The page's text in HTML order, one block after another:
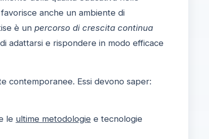
anche un ambiente di
è un percorso di crescita continua
adattarsi e rispondere in modo efficace
contemporanee. Essi devono saper:
le ultime metodologiee tecnologie